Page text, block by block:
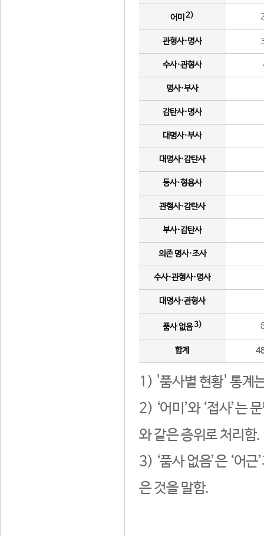
어미 2)
관형사·명사
수사·관형사
명사·부사
감탄사·명사
대명사·부사
대명사·감탄사
동사·형용사
관형사·감탄사
부사·감탄사
의존 명사·조사
수사·관형사·명사
대명사·관형사
품사 없음3)
합계
1) '품사별 현황' 통계
2) ‘어미’와 ‘접사’는
와 같은 층위로 처리함.
3) ‘품사 없음’은 ‘어
은 것을 말함.